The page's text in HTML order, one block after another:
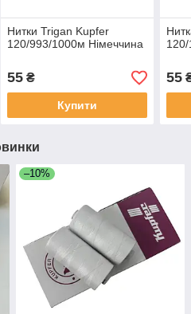
Нитки Trigan Kupfer
120/993/1000м Німеччина
55₴
Купити
55
–10%